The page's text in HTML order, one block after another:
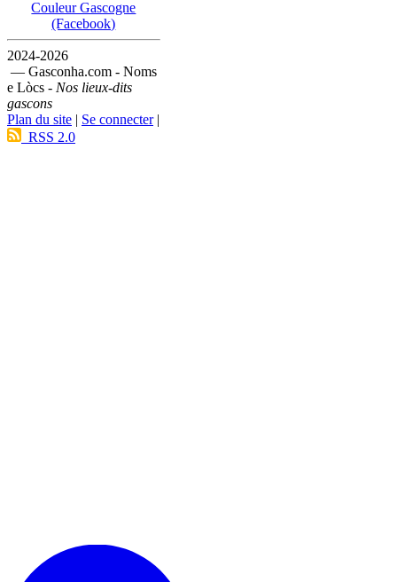
Couleur Gascogne
(Facebook)
2024-2026
— Gasconha.com - Noms
e Lòcs - Nos lieux-dits
gascons
Plan du site | Se connecter|
RSS 2.0